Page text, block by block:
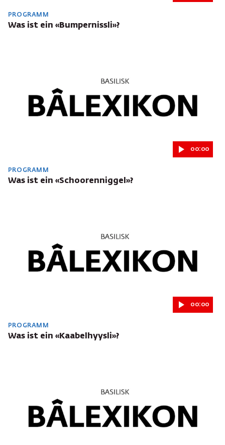
PROGRAMM
Was ist ein «Bumpernissli»?
00:00
PROGRAMM
Was ist ein «Schoorenniggel»?
00:00
PROGRAMM
Was ist ein «Kaabelhyysli»?